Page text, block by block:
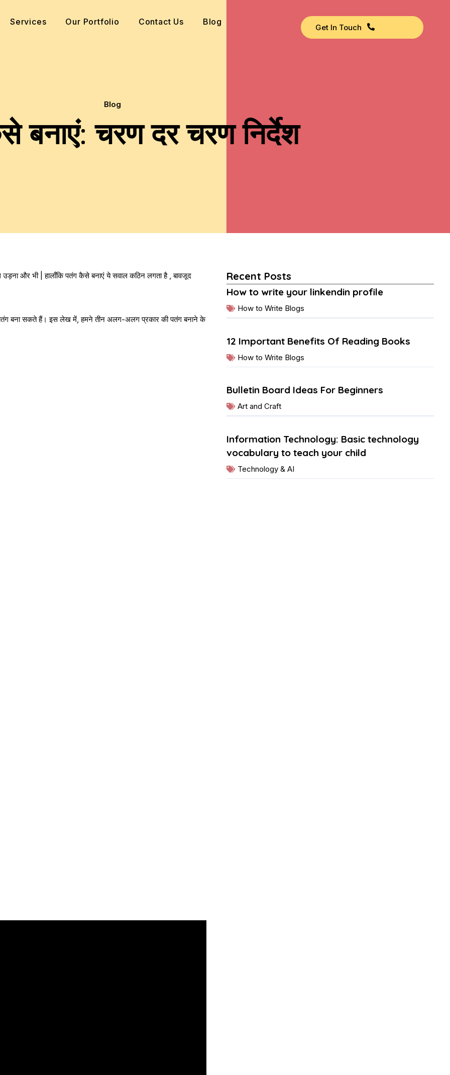
Services Our Portfolio Contact Us Blog
Get In Touch
Blog
बनाएं: चरण दर चरण निर्देश
और भी | हालाँकि पतंग कैसे बनाएं ये सवाल कठिन लगता है , बावजूद
बना सकते हैं। इस लेख में, हमने तीन अलग-अलग प्रकार की पतंग बनाने के
Recent Posts
How to write your linkendin profile
How to Write Blogs
12 Important Benefits Of Reading Books
How to Write Blogs
Bulletin Board Ideas For Beginners
Art and Craft
Information Technology: Basic technology
vocabulary to teach your child
Technology & AI